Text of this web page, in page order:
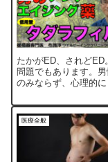
たかがED、されど
問題でもあります。
のみならず、心理的
医療全般